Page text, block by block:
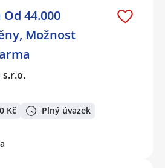
44.000
Možnost
Kč Plný úvazek